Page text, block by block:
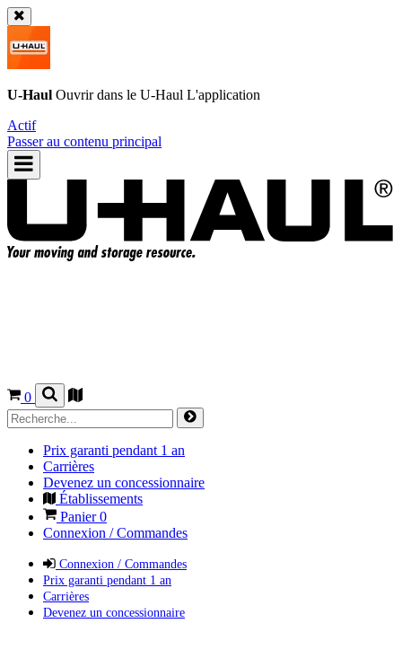
U-Haul Ouvrir dans le U-Haul L'application
Actif
Passer au contenu principal
0
Prix garanti pendant 1 an
Carrières
Devenez un concessionnaire
Établissements
Panier0
Connexion / Commandes
Connexion / Commandes
Prix garanti pendant 1 an
Carrières
Devenez un concessionnaire